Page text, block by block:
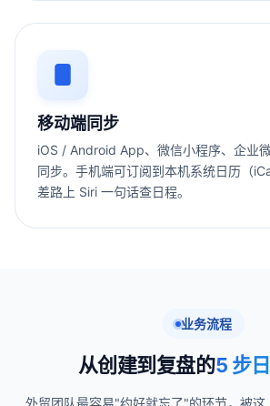
移动端同步
iOS / Android App、微信小程序、企业
同步。手机端可订阅到本机系统日历（
差路上 Siri 一句话查日程。
业务流程
从创建到复盘的5 步
外贸团队最容易"约好就忘了"的环节，被